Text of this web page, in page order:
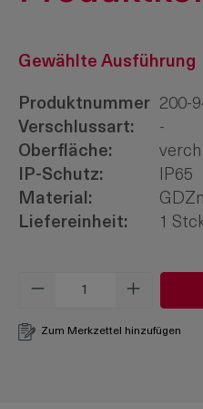
Gewählte Ausführung
Produktnummer 200-
Verschlussart:
-
Oberfläche:
IP-Schutz:
IP65
Material:
GDZn
Liefereinheit:
1
Produkt Anzahl:
Zum Merkzettel hinzufügen